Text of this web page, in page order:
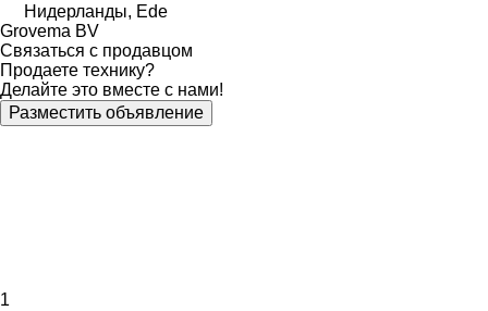
Нидерланды, Ede
Grovema BV
Связаться с продавцом
Продаете технику?
Делайте это вместе с нами!
Разместить объявление
1